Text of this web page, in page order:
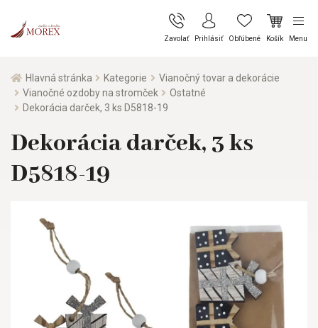
Zavolať Prihlásiť Obľúbené Košík Menu
Hlavná stránka Kategorie
Vianočný tovar a dekorácie
Vianočné ozdoby na stromček
Ostatné
Dekorácia darček, 3 ks D5818-19
Dekorácia darček, 3 ks
D5818-19